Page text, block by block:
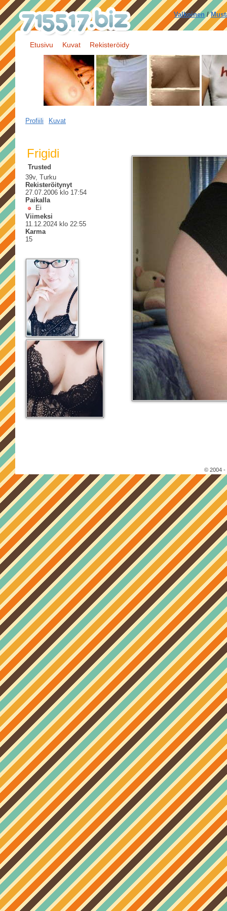
Valkoinen /
Etusivu Kuvat Rekisteröidy
Profiili Kuvat
Frigidi
Trusted
39v, Turku
Rekisteröitynyt
27.07.2006 klo 17:54
Paikalla
Ei
Viimeksi
11.12.2024 klo 22:55
Karma
15
© 2004 -